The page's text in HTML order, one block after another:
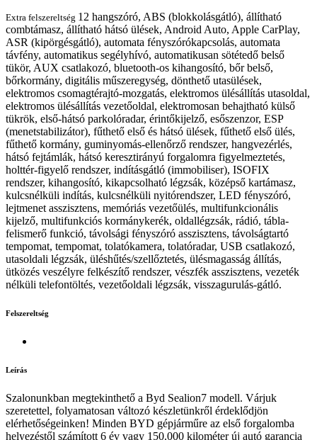
Extra felszereltség 12 hangszóró, ABS (blokkolásgátló), állítható
combtámasz, állítható hátsó ülések, Android Auto, Apple CarPlay,
ASR (kipörgésgátló), automata fényszórókapcsolás, automata
távfény, automatikus segélyhívó, automatikusan sötétedő belső
tükör, AUX csatlakozó, bluetooth-os kihangosító, bőr belső,
bőrkormány, digitális műszeregység, dönthető utasülések,
elektromos csomagtérajtó-mozgatás, elektromos ülésállítás utasoldal,
elektromos ülésállítás vezetőoldal, elektromosan behajtható külső
tükrök, első-hátsó parkolóradar, érintőkijelző, esőszenzor, ESP
(menetstabilizátor), fűthető első és hátsó ülések, fűthető első ülés,
fűthető kormány, guminyomás-ellenőrző rendszer, hangvezérlés,
hátsó fejtámlák, hátsó keresztirányú forgalomra figyelmeztetés,
holttér-figyelő rendszer, indításgátló (immobiliser), ISOFIX
rendszer, kihangosító, kikapcsolható légzsák, középső kartámasz,
kulcsnélküli indítás, kulcsnélküli nyitórendszer, LED fényszóró,
lejtmenet asszisztens, memóriás vezetőülés, multifunkcionális
kijelző, multifunkciós kormánykerék, oldallégzsák, rádió, tábla-
felismerő funkció, távolsági fényszóró asszisztens, távolságtartó
tempomat, tempomat, tolatókamera, tolatóradar, USB csatlakozó,
utasoldali légzsák, üléshűtés/szellőztetés, ülésmagasság állítás,
ütközés veszélyre felkészítő rendszer, vészfék asszisztens, vezeték
nélküli telefontöltés, vezetőoldali légzsák, visszagurulás-gátló.
Felszereltség
Leírás
Szalonunkban megtekinthető a Byd Sealion7 modell. Várjuk
szeretettel, folyamatosan változó készletünkről érdeklődjön
elérhetőségeinken! Minden BYD gépjárműre az első forgalomba
helyezéstől számított 6 év vagy 150.000 kilométer új autó garancia